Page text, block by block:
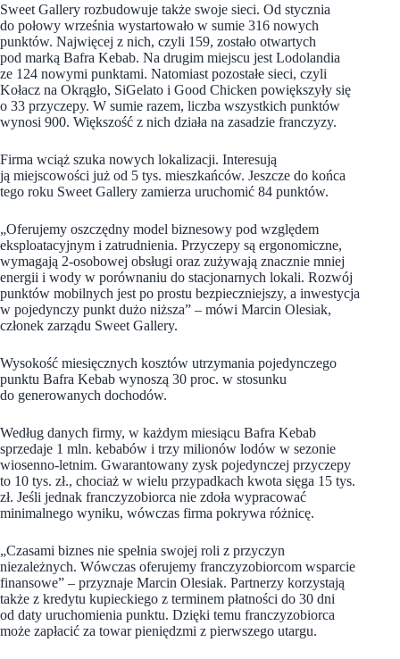
Sweet Gallery rozbudowuje także swoje sieci. Od stycznia
do połowy września wystartowało w sumie 316 nowych
punktów. Najwięcej z nich, czyli 159, zostało otwartych
pod marką Bafra Kebab. Na drugim miejscu jest Lodolandia
ze 124 nowymi punktami. Natomiast pozostałe sieci, czyli
Kołacz na Okrągło, SiGelato i Good Chicken powiększyły się
o 33 przyczepy. W sumie razem, liczba wszystkich punktów
wynosi 900. Większość z nich działa na zasadzie franczyzy.
Firma wciąż szuka nowych lokalizacji. Interesują
ją miejscowości już od 5 tys. mieszkańców. Jeszcze do końca
tego roku Sweet Gallery zamierza uruchomić 84 punktów.
„Oferujemy oszczędny model biznesowy pod względem
eksploatacyjnym i zatrudnienia. Przyczepy są ergonomiczne,
wymagają 2-osobowej obsługi oraz zużywają znacznie mniej
energii i wody w porównaniu do stacjonarnych lokali. Rozwój
punktów mobilnych jest po prostu bezpieczniejszy, a inwestycja
w pojedynczy punkt dużo niższa” – mówi Marcin Olesiak,
członek zarządu Sweet Gallery.
Wysokość miesięcznych kosztów utrzymania pojedynczego
punktu Bafra Kebab wynoszą 30 proc. w stosunku
do generowanych dochodów.
Według danych firmy, w każdym miesiącu Bafra Kebab
sprzedaje 1 mln. kebabów i trzy milionów lodów w sezonie
wiosenno-letnim. Gwarantowany zysk pojedynczej przyczepy
to 10 tys. zł., chociaż w wielu przypadkach kwota sięga 15 tys.
zł. Jeśli jednak franczyzobiorca nie zdoła wypracować
minimalnego wyniku, wówczas firma pokrywa różnicę.
„Czasami biznes nie spełnia swojej roli z przyczyn
niezależnych. Wówczas oferujemy franczyzobiorcom wsparcie
finansowe” – przyznaje Marcin Olesiak. Partnerzy korzystają
także z kredytu kupieckiego z terminem płatności do 30 dni
od daty uruchomienia punktu. Dzięki temu franczyzobiorca
może zapłacić za towar pieniędzmi z pierwszego utargu.